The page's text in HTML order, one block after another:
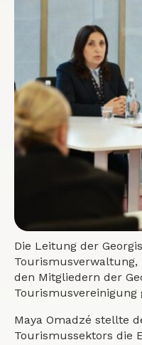
Die Leitung der
Tourismusverwaltung,
den Mitgliedern der
Tourismusvereinigung
Maya Omadzé stellte
Tourismussektors die